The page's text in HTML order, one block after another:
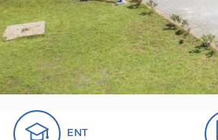
ENT